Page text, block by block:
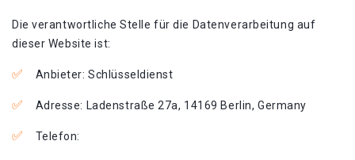
Die verantwortliche Stelle für die Datenverarbeitung auf
dieser Website ist:
Anbieter: Schlüsseldienst
Adresse: Ladenstraße 27a, 14169 Berlin, Germany
Telefon: